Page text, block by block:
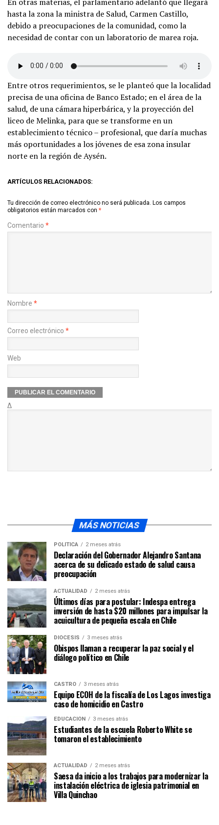
hasta la zona la ministra de Salud, Carmen Castillo,
debido a preocupaciones de la comunidad, como la
necesidad de contar con un laboratorio de marea roja.
Entre otros requerimientos, se le planteó que la localidad
precisa de una oficina de Banco Estado; en el área de la
salud, de una cámara hiperbárica, y la proyección del
liceo de Melinka, para que se transforme en un
establecimiento técnico – profesional, que daría muchas
más oportunidades a los jóvenes de esa zona insular
norte en la región de Aysén.
ARTÍCULOS RELACIONADOS:
Tu dirección de correo electrónico no será publicada. Los campos
obligatorios están marcados con *
Comentario *
Nombre *
Correo electrónico *
Web
Δ
MÁS NOTICIAS
POLÍTICA 2 meses atrás
Declaración del Gobernador Alejandro Santana
acerca de su delicado estado de salud causa
preocupación
ACTUALIDAD 2 meses atrás
Últimos días para postular: Indespa entrega
inversión de hasta $20 millones para impulsar la
acuicultura de pequeña escala en Chile
DIÓCESIS 3 meses atrás
Obispos llaman a recuperar la paz social y el
diálogo político en Chile
CASTRO 3 meses atrás
Equipo ECOH de la fiscalía de Los Lagos investiga
caso de homicidio en Castro
EDUCACIÓN 3 meses atrás
Estudiantes de la escuela Roberto White se
tomaron el establecimiento
ACTUALIDAD 2 meses atrás
Saesa da inicio a los trabajos para modernizar la
instalación eléctrica de iglesia patrimonial en
Villa Quinchao